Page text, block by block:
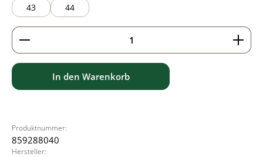
43
44
Produkt Anzahl: Gib den gewünschten Wert ein
In den Warenkorb
Produktnummer:
859288040
Hersteller: